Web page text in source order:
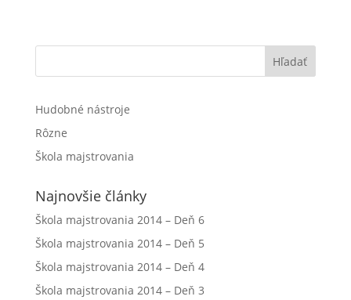
Hľadať
Hudobné nástroje
Rôzne
Škola majstrovania
Najnovšie články
Škola majstrovania 2014 – Deň 6
Škola majstrovania 2014 – Deň 5
Škola majstrovania 2014 – Deň 4
Škola majstrovania 2014 – Deň 3